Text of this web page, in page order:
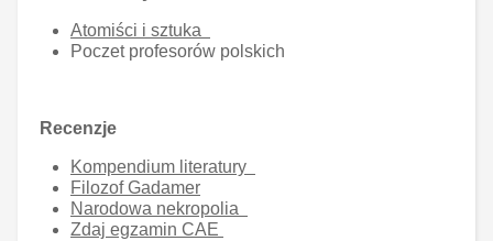
Atomiści i sztuka
Poczet profesorów polskich
Recenzje
Kompendium literatury
Filozof Gadamer
Narodowa nekropolia
Zdaj egzamin CAE